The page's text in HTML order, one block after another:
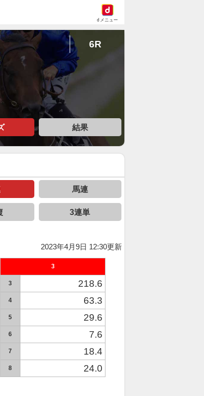
dメニュー
6R
結果
馬連
3連単
2023年4月9日 12:30更新
3
3 218.6
4 63.3
5 29.6
6 7.6
7 18.4
8 24.0